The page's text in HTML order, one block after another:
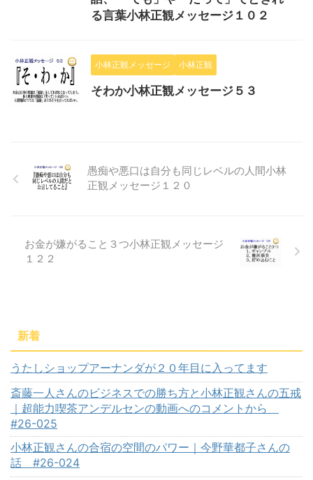
る言葉小林正観メッセージ１０２
小林正観メッセージ 小林正観
そわか小林正観メッセージ５３
愚痴や悪口は自分も同じレベルの人間小林
正観メッセージ１２０
お金が嫌がること３つ小林正観メッセージ
１２２
新着
うたしショップアーナンダが２０年目に入ってます
斎藤一人さんのビジネスでの勝ち方と小林正観さんの五戒
｜超能力喫茶アンデルセンの動画へのコメントから
#26-025
小林正観さんの合宿の空間のパワー｜今野華都子さんの
話 #26-024